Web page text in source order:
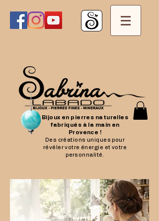
Bijoux en pierres naturelles
fabriqués à la main en
Provence !
Des créations uniques pour
révéler votre énergie et votre
personnalité.